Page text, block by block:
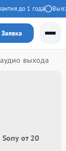
до 1 года Выезд
Заявка
выхода
от 20